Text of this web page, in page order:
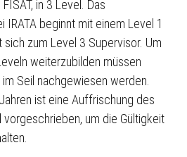
in 3 Level. Das
beginnt mit einem Level 1
sich zum Level 3 Supervisor. Um
weiterzubilden müssen
Seil nachgewiesen werden.
ist eine Auffrischung des
vorgeschrieben, um die Gültigkeit